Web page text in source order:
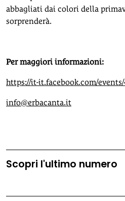
abbagliati dai colori della
sorprenderà.
Per maggiori informazioni:
https://it-it.facebook.com/events/
info@erbacanta.it
Scopri l'ultimo numero